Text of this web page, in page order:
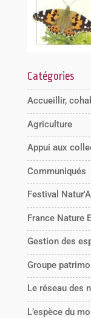
Catégories
Accueillir,
Agriculture
Appui aux
Communiqués
Festival
France Nature
Gestion des
Groupe
Le réseau des
L’espèce du